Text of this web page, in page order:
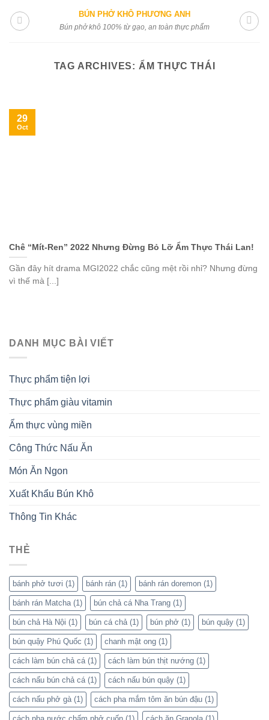
BÚN PHỞ KHÔ PHƯƠNG ANH
Bún phở khô 100% từ gạo, an toàn thực phẩm
TAG ARCHIVES: ẨM THỰC THÁI
Chê “Mít-Ren” 2022 Nhưng Đừng Bỏ Lỡ Ẩm Thực Thái Lan!
Gần đây hít drama MGI2022 chắc cũng mệt rồi nhỉ? Nhưng đừng
vì thế mà [...]
29
Oct
DANH MỤC BÀI VIẾT
Thực phẩm tiện lợi
Thực phẩm giàu vitamin
Ẩm thực vùng miền
Công Thức Nấu Ăn
Món Ăn Ngon
Xuất Khẩu Bún Khô
Thông Tin Khác
THẺ
bánh phở tươi (1) bánh rán (1) bánh rán doremon (1)
bánh rán Matcha(1) bún chả cá Nha Trang (1)
bún chả Hà Nội (1) bún cá chả(1) bún phở (1) bún quậy (1)
bún quậy Phú Quốc (1) chanh mật ong (1)
cách làm bún chả cá(1) cách làm bún thịt nướng (1)
cách nấu bún chả cá(1) cách nấu bún quậy (1)
cách nấu phở gà(1) cách pha mắm tôm ăn bún đậu (1)